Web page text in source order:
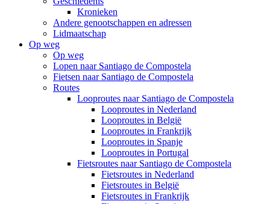
Kronieken
Andere genootschappen en adressen
Lidmaatschap
Op weg
Op weg
Lopen naar Santiago de Compostela
Fietsen naar Santiago de Compostela
Routes
Looproutes naar Santiago de Compostela
Looproutes in Nederland
Looproutes in België
Looproutes in Frankrijk
Looproutes in Spanje
Looproutes in Portugal
Fietsroutes naar Santiago de Compostela
Fietsroutes in Nederland
Fietsroutes in België
Fietsroutes in Frankrijk